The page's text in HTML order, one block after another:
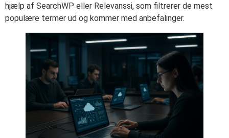
hjælp af SearchWP eller Relevanssi, som filtrerer de mest
populære termer ud og kommer med anbefalinger.